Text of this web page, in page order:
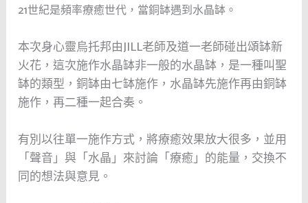
21世紀是頻率療癒世代，當銅缽遇到水晶缽。
本次身心靈烏托邦由JILL老師及道一老師碰出頌缽新
火花，這次施作水晶缽非一般的水晶缽，是一種叫聖
缽的類型，銅缽由七缽施作，水晶缽先施作再由銅缽
施作，再二種一起合奏。
有別以往單一施作方式，將療癒效果放大很多，並用
「聲音」與「水晶」來討論「療癒」的能量，交換不
同的想法與意見。